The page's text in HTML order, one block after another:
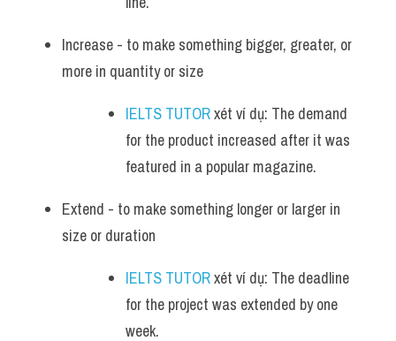
Increase - to make something bigger, greater, or
more in quantity or size
IELTS TUTOR xét ví dụ: The demand
for the product increased after it was
featured in a popular magazine.
Extend - to make something longer or larger in
size or duration
IELTS TUTOR xét ví dụ: The deadline
for the project was extended by one
week.